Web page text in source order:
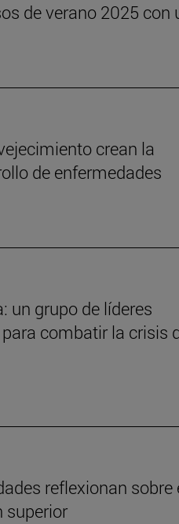
de verano 2025 con
crean la
de enfermedades
un grupo de líderes
combatir la crisis
reflexionan sobre
superior